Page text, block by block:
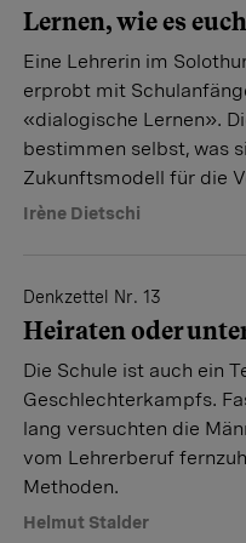
Lernen, wie es
Eine Lehrerin im
erprobt mit
«dialogische Lernen».
bestimmen selbst, was
Zukunftsmodell für die
Irène Dietschi
Denkzettel Nr. 13
Heiraten oder
Die Schule ist auch ein
Geschlechterkampfs.
lang versuchten die
vom Lehrerberuf
Methoden.
Helmut Stalder